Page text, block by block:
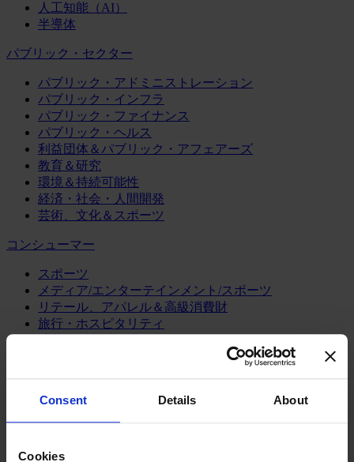
Consent Details About
Cookies
人工知能（AI）
半導体
パブリック・セクター
パブリック・アドミニストレーション
パブリック・インフラ
パブリック・ファイナンス
パブリック・ヘルス
利益団体＆パブリック・アフェアーズ
教育＆研究
環境＆持続可能性
経済・社会・人間開発
芸術、文化＆スポーツ
コンシューマー
スポーツ
メディア/エンターテインメント/スポーツ
リテール、アパレル＆高級消費財
旅行・ホスピタリティ
エネルギー